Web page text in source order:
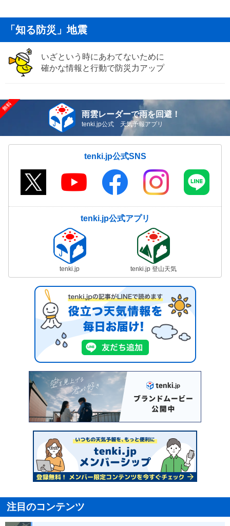
「知る防災」地震
いざという時にあわてないために
確かな情報と行動で防災力アップ
雨雲レーダーで雨を回避！
tenki.jp公式 天気予報アプリ
tenki.jp公式SNS
tenki.jp公式アプリ
tenki.jp tenki.jp 登山天気
注目のコンテンツ